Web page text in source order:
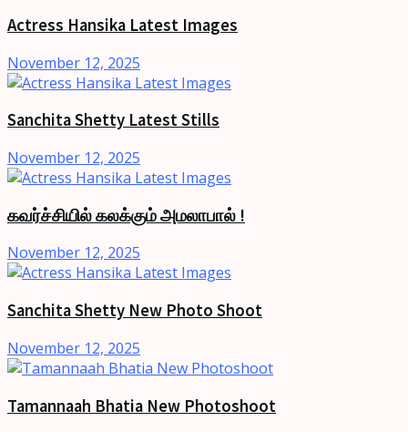
Actress Hansika Latest Images
November 12, 2025
Sanchita Shetty Latest Stills
November 12, 2025
கவர்ச்சியில் கலக்கும் அமலாபால் !
November 12, 2025
Sanchita Shetty New Photo Shoot
November 12, 2025
Tamannaah Bhatia New Photoshoot